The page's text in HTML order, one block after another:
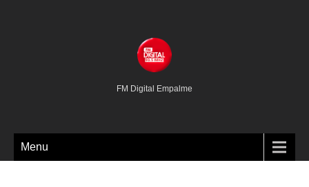
FM Digital Empalme
Menu